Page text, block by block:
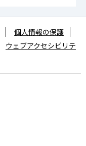
個人情報の保護
ウェブアクセシビリテ